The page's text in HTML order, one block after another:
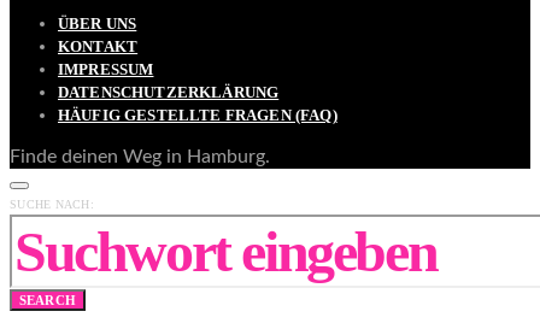
ÜBER UNS
KONTAKT
IMPRESSUM
DATENSCHUTZERKLÄRUNG
HÄUFIG GESTELLTE FRAGEN (FAQ)
Finde deinen Weg in Hamburg.
SUCHE NACH:
SEARCH